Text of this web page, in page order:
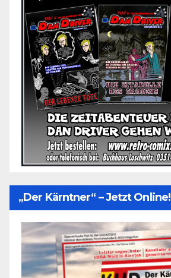
„Der Kärntner“ – Jetzt Online!